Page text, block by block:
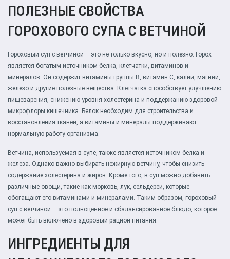
ПОЛЕЗНЫЕ СВОЙСТВА
ГОРОХОВОГО СУПА С ВЕТЧИНОЙ
Гороховый суп с ветчиной – это не только вкусно, но и полезно. Горох
является богатым источником белка, клетчатки, витаминов и
минералов. Он содержит витамины группы B, витамин C, калий, магний,
железо и другие полезные вещества. Клетчатка способствует улучшению
пищеварения, снижению уровня холестерина и поддержанию здоровой
микрофлоры кишечника. Белок необходим для строительства и
восстановления тканей, а витамины и минералы поддерживают
нормальную работу организма.
Ветчина, используемая в супе, также является источником белка и
железа. Однако важно выбирать нежирную ветчину, чтобы снизить
содержание холестерина и жиров. Кроме того, в суп можно добавить
различные овощи, такие как морковь, лук, сельдерей, которые
обогащают его витаминами и минералами. Таким образом, гороховый
суп с ветчиной – это полноценное и сбалансированное блюдо, которое
может быть включено в здоровый рацион питания.
ИНГРЕДИЕНТЫ ДЛЯ